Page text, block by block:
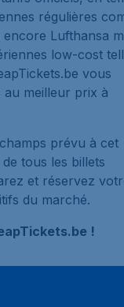
régulières
Lufthansa
low-cost
vous
meilleur prix à
prévu à cet
tous les billets
et réservez
du marché.
!